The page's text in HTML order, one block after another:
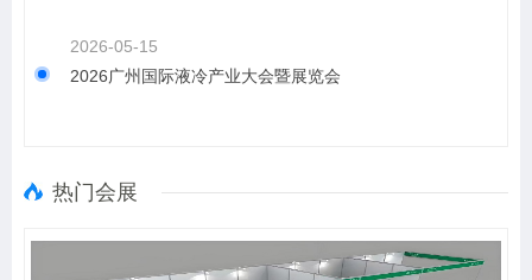
2026-05-15
2026广州国际液冷产业大会暨展览会
热门会展